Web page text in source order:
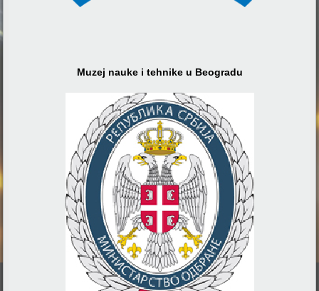
Muzej nauke i tehnike u Beogradu